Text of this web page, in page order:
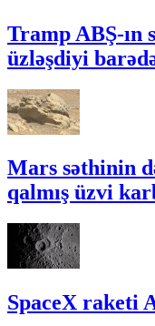
Tramp ABŞ-ın
üzləşdiyi
Mars səthinin
qalmış üzvi
SpaceX raketi